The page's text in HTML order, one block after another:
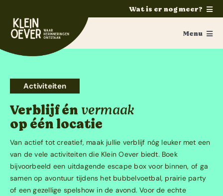
naar
inhoud
Wat is er nog meer?
Home
Ponykamp
Groepsaccommodatie
Survivalkamp
Manege
Schoolkamp
Zakelijk
Menu
Overnachten
Activiteiten
Catering
Boek hier
Contact
Activiteiten
Verblijf én vermaak
op één locatie
Van actief tot creatief, maak jullie verblijf nóg leuker met een
van de vele activiteiten die Klein Oever biedt. Boek
bijvoorbeeld een uitdagende escape box voor binnen, of ga
samen op avontuur tijdens het bubbelvoetbal, prairie party
of een gezellige spelshow in de avond. Voor de echte